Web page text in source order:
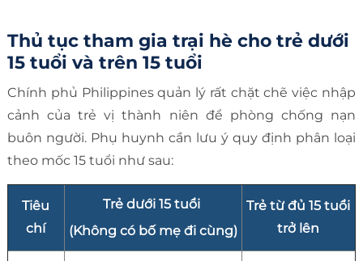
Thủ tục tham gia trại hè cho trẻ dưới
15 tuổi và trên 15 tuổi
Chính phủ Philippines quản lý rất chặt chẽ việc nhập
cảnh của trẻ vị thành niên để phòng chống nạn
buôn người. Phụ huynh cần lưu ý quy định phân loại
theo mốc 15 tuổi như sau:
Tiêu
chí
Trẻ dưới 15 tuổi
(Không có bố mẹ đi cùng)
Trẻ từ đủ 15 tuổi
trở lên